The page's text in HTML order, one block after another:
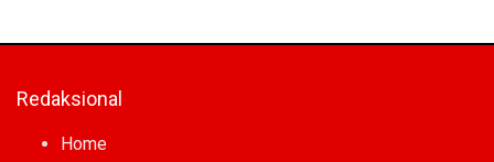
Redaksional
Home